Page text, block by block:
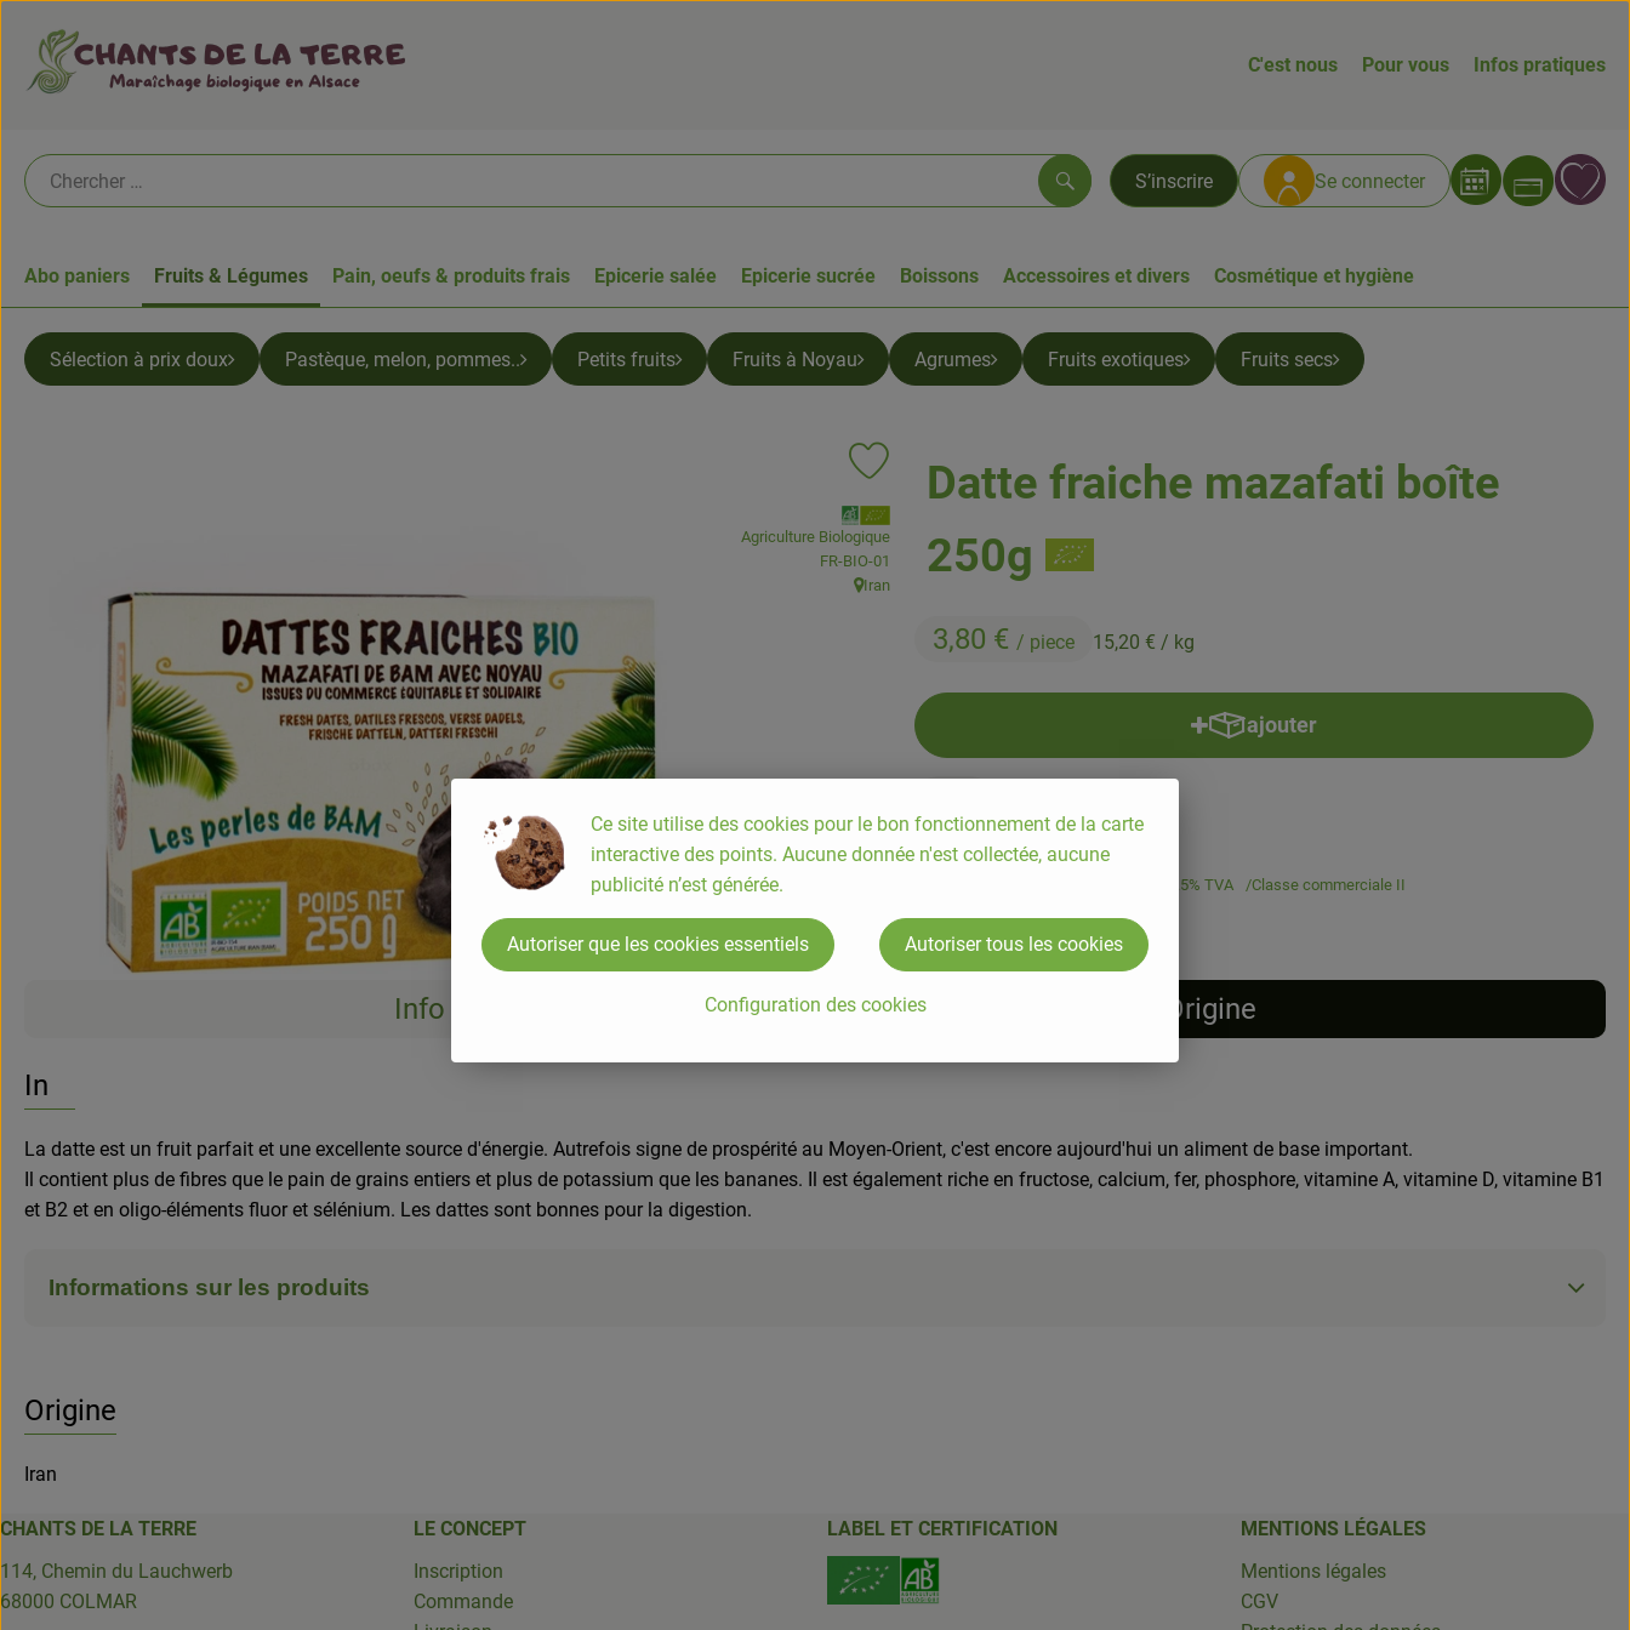
C'est nous Pour vous Infos pratiques
S’inscrire Se connecter
Rechercher
Abo paniers Fruits & Légumes Pain, oeufs & produits frais Epicerie salée Epicerie sucrée Boissons Accessoires et divers Cosmétique et hygiène
Sélection à prix doux Pastèque, melon, pommes.. Petits fruits Fruits à Noyau Agrumes Fruits exotiques Fruits secs
Datte fraiche mazafati boîte
250g
3,80 € / piece 15,20 € / kg
Ajouter le produit aux favoris
, Association:
Agriculture Biologique
, Autorité de contrôle:
FR-BIO-01
, Origine:
Iran
ajouter
Ajouter le produit au panier
5.5% TVA Classe commerciale II
Info Origine
Info
La datte est un fruit parfait et une excellente source d'énergie. Autrefois signe de prospérité au Moyen-Orient, c'est encore aujourd'hui un aliment de base important.
Il contient plus de fibres que le pain de grains entiers et plus de potassium que les bananes. Il est également riche en fructose, calcium, fer, phosphore, vitamine A, vitamine D, vitamine B1
et B2 et en oligo-éléments fluor et sélénium. Les dattes sont bonnes pour la digestion.
Informations sur les produits
Origine
Iran
CHANTS DE LA TERRE
114, Chemin du Lauchwerb
68000 COLMAR
LE CONCEPT
Inscription
Commande
LABEL ET CERTIFICATION
MENTIONS LÉGALES
Mentions légales
CGV
Ce site utilise des cookies pour le bon fonctionnement de la carte
interactive des points. Aucune donnée n'est collectée, aucune
publicité n’est générée.
Configuration des cookies
Autoriser que les cookies essentiels Autoriser tous les cookies